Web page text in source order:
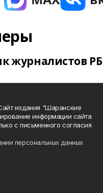
журналистов РБ
издания "Шаранские
информации сайта
с письменного согласия
персональных данных